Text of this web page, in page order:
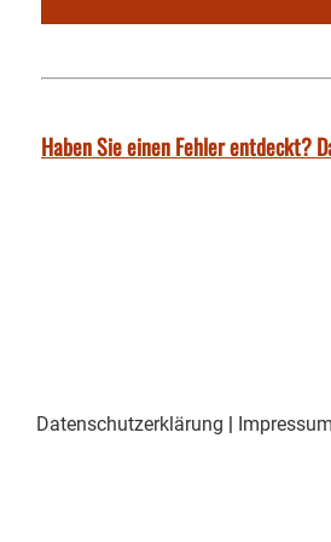
Haben Sie einen Fehler entdeckt?
Datenschutzerklärung | Impressum